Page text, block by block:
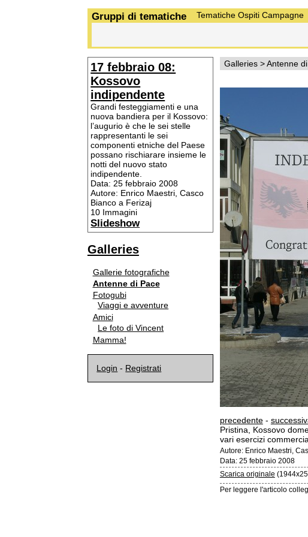
Gruppi di tematiche Tematiche Ospiti Campagne
17 febbraio 08:
Kossovo
indipendente
Grandi festeggiamenti e una
nuova bandiera per il Kossovo:
l’augurio è che le sei stelle
rappresentanti le sei
componenti etniche del Paese
possano rischiarare insieme le
notti del nuovo stato
indipendente.
Data: 25 febbraio 2008
Autore: Enrico Maestri, Casco
Bianco a Ferizaj
10 Immagini
Slideshow
Galleries
Gallerie fotografiche
Antenne di Pace
Fotogubi
Viaggi e avventure
Amici
Le foto di Vincent
Mamma!
Login - Registrati
Galleries >Antenne
precedente-
Pristina, Kossovo
vari esercizi
Autore: Enrico Maestri,
Data: 25 febbraio 2008
Scarica originale
Per leggere l'articolo